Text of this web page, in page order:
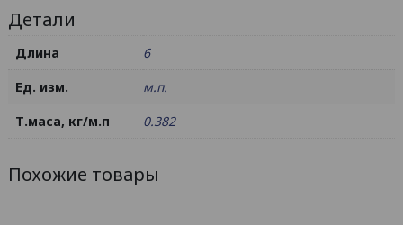
Детали
Длина
6
Ед. изм.
м.п.
Т.маса, кг/м.п
0.382
Похожие товары